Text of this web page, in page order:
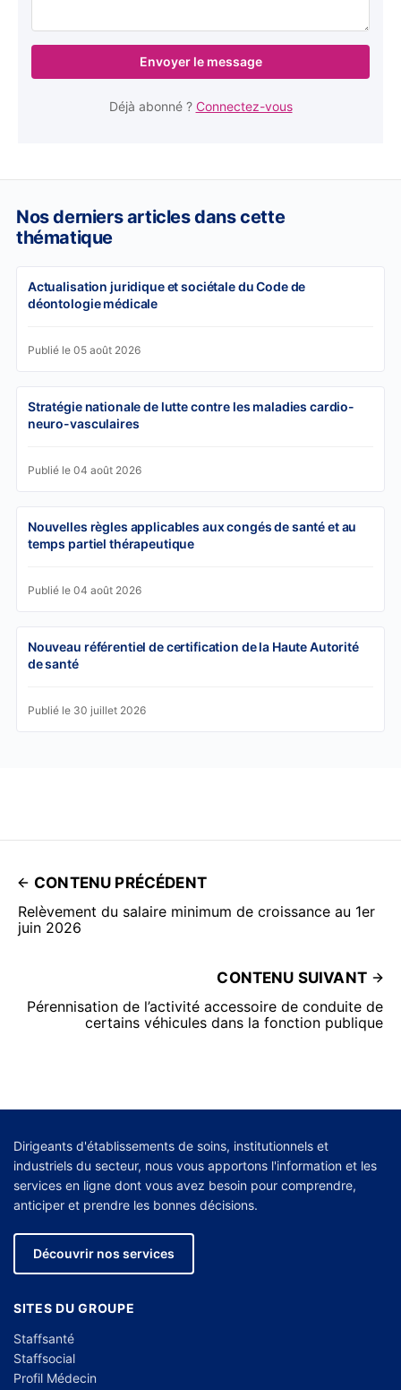
Envoyer le message
Déjà abonné ? Connectez-vous
Nos derniers articles dans cette
thématique
Actualisation juridique et sociétale du Code de
déontologie médicale
Publié le 05 août 2026
Stratégie nationale de lutte contre les maladies cardio-
neuro-vasculaires
Publié le 04 août 2026
Nouvelles règles applicables aux congés de santé et au
temps partiel thérapeutique
Publié le 04 août 2026
Nouveau référentiel de certification de la Haute Autorité
de santé
Publié le 30 juillet 2026
CONTENU PRÉCÉDENT
Relèvement du salaire minimum de croissance au 1er
juin 2026
CONTENU SUIVANT
Pérennisation de l’activité accessoire de conduite de
certains véhicules dans la fonction publique
Dirigeants d'établissements de soins, institutionnels et
industriels du secteur, nous vous apportons l'information et les
services en ligne dont vous avez besoin pour comprendre,
anticiper et prendre les bonnes décisions.
Découvrir nos services
SITES DU GROUPE
Staffsanté
Staffsocial
Profil Médecin